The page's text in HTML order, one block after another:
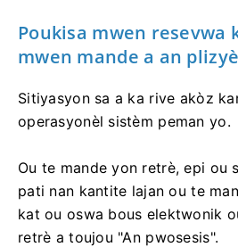
Poukisa mwen resevwa
mwen mande a an
Sitiyasyon sa a ka rive akòz
operasyonèl sistèm peman yo.
Ou te mande yon retrè, epi ou
pati nan kantite lajan ou te
kat ou oswa bous elektwonik
retrè a toujou "An pwosesis".